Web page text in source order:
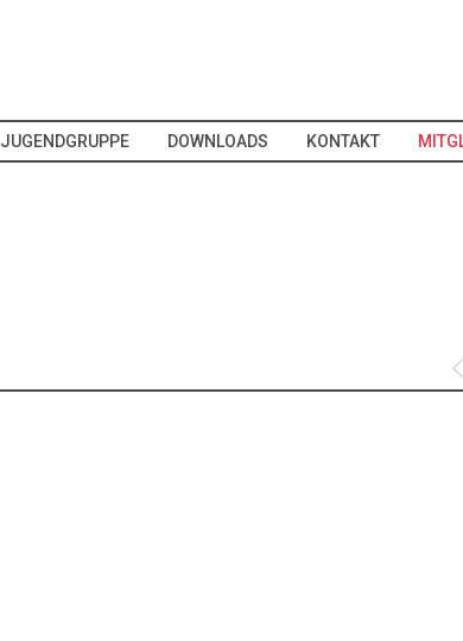
JUGENDGRUPPE
DOWNLOADS KONTAKT